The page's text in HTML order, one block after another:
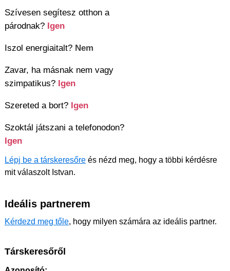
Szívesen segítesz otthon a
párodnak? Igen
Iszol energiaitalt? Nem
Zavar, ha másnak nem vagy
szimpatikus? Igen
Szereted a bort? Igen
Szoktál játszani a telefonodon?
Igen
Lépj be a társkeresőre és nézd meg, hogy a többi kérdésre
mit válaszolt Istvan.
Ideális partnerem
Kérdezd meg tőle, hogy milyen számára az ideális partner.
Társkeresőről